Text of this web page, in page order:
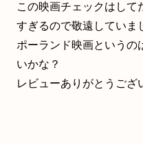
この映画チェックはして
すぎるので敬遠していま
ポーランド映画というの
いかな？
レビューありがとうござ